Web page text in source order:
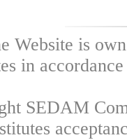
Website is
in
SEDAM